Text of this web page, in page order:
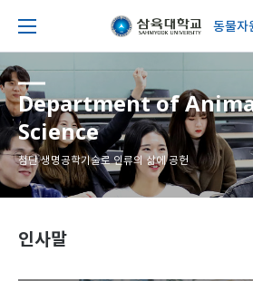
동물자
Department of
Science
첨단 생명공학기술로 인류의 삶에 공헌
인사말